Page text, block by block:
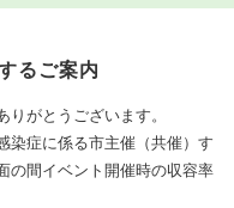
るご案内
がとうございます。
症に係る市主催（共催）す
の間イベント開催時の収容率